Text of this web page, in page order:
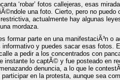
‘robar’ fotos callejeras, esas
una foto. Cierto, pero no puedo
actualmente hay algunas
mordaza.
formar parte en una manifestaciÃ³n o
y puedes sacar esas fotos.
a pedir a los concentrados con
instante lo captÃ© y fue posteado en
denuncia, a lo que le
en la protesta, aunque sea